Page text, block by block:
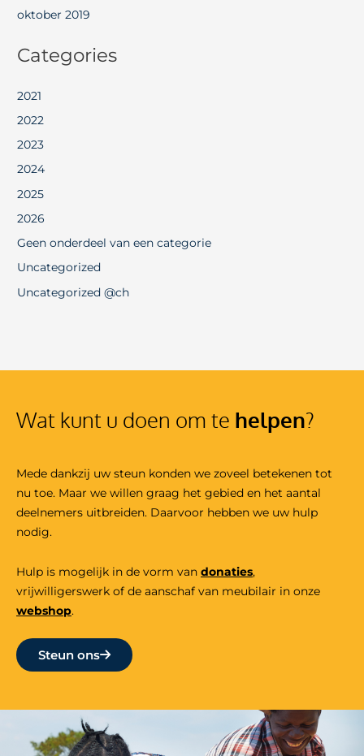
oktober 2019
Categories
2021
2022
2023
2024
2025
2026
Geen onderdeel van een categorie
Uncategorized
Uncategorized @ch
Wat kunt u doen om te helpen?
Mede dankzij uw steun konden we zoveel betekenen tot
nu toe. Maar we willen graag het gebied en het aantal
deelnemers uitbreiden. Daarvoor hebben we uw hulp
nodig.
Hulp is mogelijk in de vorm van donaties,
vrijwilligerswerk of de aanschaf van meubilair in onze
webshop.
Steun ons